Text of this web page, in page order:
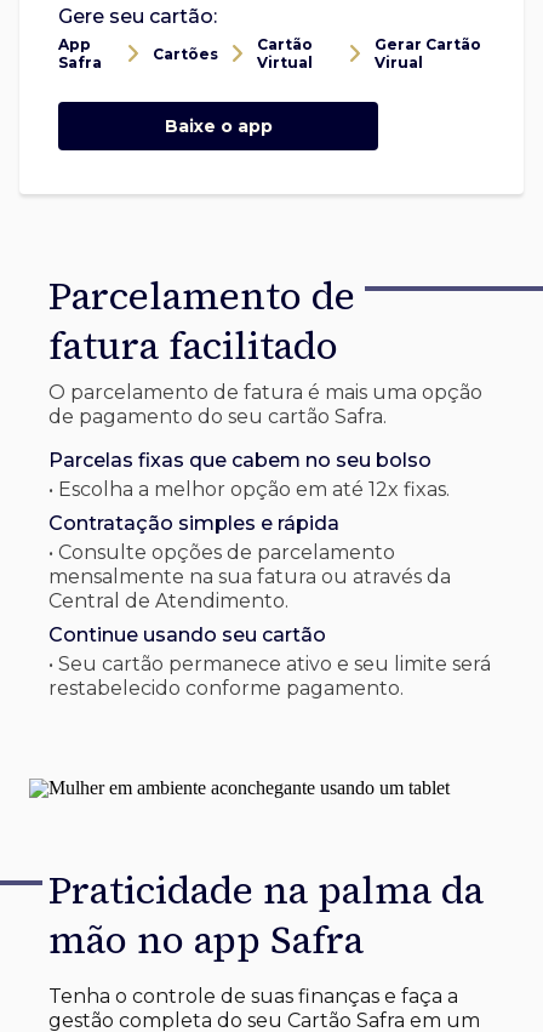
Gere seu cartão:
App
Safra
Cartões
Cartão
Virtual
Gerar Cartão
Virual
Baixe o app
Parcelamento de
fatura facilitado
O parcelamento de fatura é mais uma opção
de pagamento do seu cartão Safra.
Parcelas fixas que cabem no seu bolso
• Escolha a melhor opção em até 12x fixas.
Contratação simples e rápida
• Consulte opções de parcelamento
mensalmente na sua fatura ou através da
Central de Atendimento.
Continue usando seu cartão
• Seu cartão permanece ativo e seu limite será
restabelecido conforme pagamento.
Praticidade na palma da
mão no app Safra
Tenha o controle de suas finanças e faça a
gestão completa do seu Cartão Safra em um